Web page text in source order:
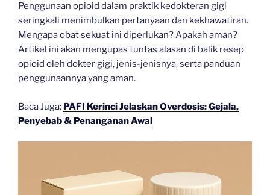
Penggunaan opioid dalam praktik kedokteran gigi
seringkali menimbulkan pertanyaan dan kekhawatiran.
Mengapa obat sekuat ini diperlukan? Apakah aman?
Artikel ini akan mengupas tuntas alasan di balik resep
opioid oleh dokter gigi, jenis-jenisnya, serta panduan
penggunaannya yang aman.
Baca Juga: PAFI Kerinci Jelaskan Overdosis: Gejala,
Penyebab & Penanganan Awal